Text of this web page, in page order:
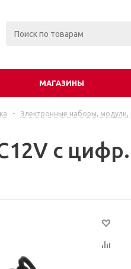
МАГАЗИНЫ
- Электронные наборы, модули,
с